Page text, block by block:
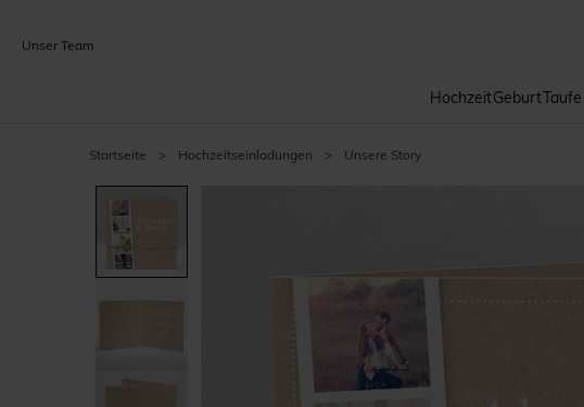
Unser Team
HochzeitGeburtTaufe
Startseite > Hochzeitseinladungen > Unsere Story